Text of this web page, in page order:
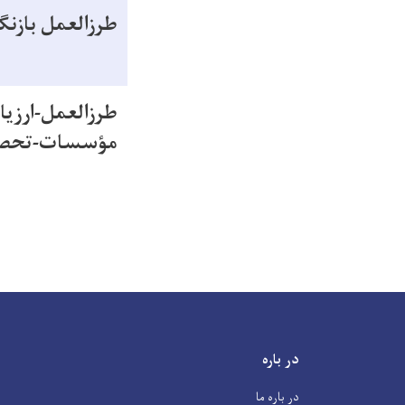
طرزالعمل
طرزالعمل-
مؤسسات-
در باره
در باره ما